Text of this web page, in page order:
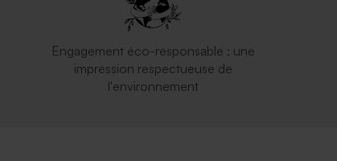
Engagement éco-responsable : une
impression respectueuse de
l'environnement